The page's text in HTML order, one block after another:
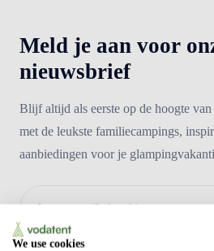
Meld je aan voor
nieuwsbrief
Blijf altijd als eerste op de hoogte
met de leukste familiecampings,
aanbiedingen voor je
Beschermd door reCAPTCHA.
We use cookies